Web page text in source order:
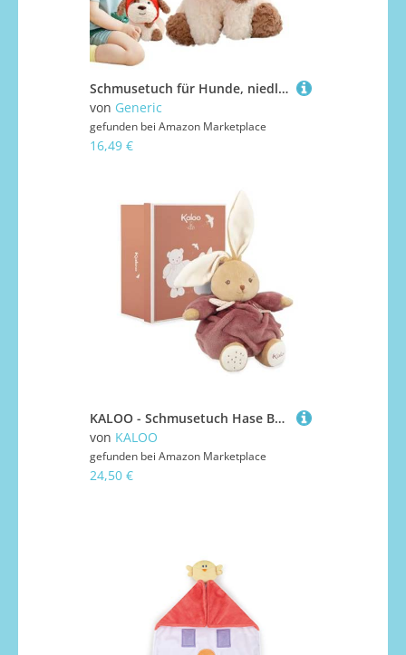
Schmusetuch für Hunde, niedliches Plüschtier für Hunde, Pommes , Französischer Pommes , niedlicher Plüschhund, Plüschtier, lustig, niedlich, Plüsch, für Schlafzimmersofa-Dekoration
von Generic
gefunden bei Amazon Marketplace
16,49 €
KALOO - Schmusetuch Hase Bordeaux 17cm - Ultraweiches und Flauschiges Plüschtier für Babys - Zärtlicher Begleiter ab der Geburt - Ideale Größe für kleine Hände - Geschenk zur Geburt - K214009
von KALOO
gefunden bei Amazon Marketplace
24,50 €